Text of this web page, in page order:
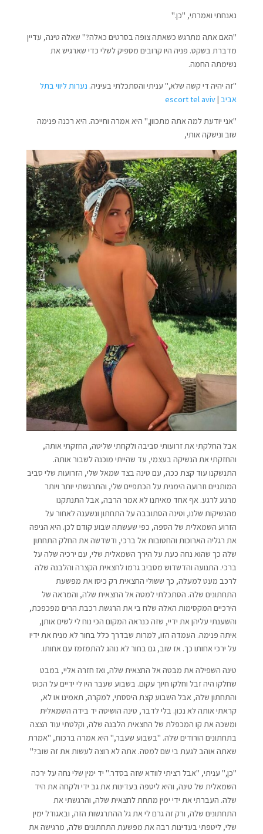
נאנחתי ואמרתי, "כן."
"האם אתה מתרגש כשאתה צופה בסרטים כאלה?" שאלה טינה, עדיין
מדברת בשקט. פניה היו קרובים מספיק לשלי כדי שארגיש את
נשימתה החמה.
"זה יהיה די קשה שלא," עניתי והסתכלתי בעיניה. נערות ליווי בתל
אביב|
escort tel aviv
"אני יודעת למה אתה מתכוון," היא אמרה וחייכה. היא רכנה פנימה
שוב ונישקה אותי,
אבל החלקתי את זרועותי סביבה ולקחתי שליטה, החזקתי אותה,
והחזקתי את הנשיקה בעצמי, עד שהייתי מוכנה לשבור אותה.
התנשקנו עוד קצת ככה, עם טינה בצד שמאל שלי, הזרועות שלי סביב
המותניים וזרועה הימנית על הכתפיים שלי, והתרגשתי יותר ויותר
מרגע לרגע. אף אחד מאיתנו לא אמר הרבה, אבל התנתקנו
מהנשיקות שלנו, וטינה הסתובבה על התחתון ונשענה לאחור על
הזרוע השמאלית של הספה, כפי שעשתה שבוע קודם לכן. היא הניפה
את רגליה הארוכות והחטובות אל ברכי, ודשדשה את החלק התחתון
שלה כך שהוא נחה כעת על הירך השמאלית שלי, עם ירכיה שלה על
ברכי. התנועה והדשדוש מסביב גרמו לחצאית הקצרה והלבנה שלה
לרכב מעט למעלה, כך ששולי החצאית רק כיסו את מפשעת
התחתונים שלה. הסתכלתי למטה אל החצאית שלה, והמראה של
הירכיים המקסימות האלה שלח בי את הרגשת רכבת הרים מפכפכת,
והשענתי עליהן את ידיי, שזה כנראה המקום הכי נוח לי לשים אותן,
איתה פנימה. העמדה הזו, למרות שבדרך כלל בחור לא מניח את ידיו
על ירכי אחותו כך. אז שוב, גם בחור לא נוהג להתמזמז עם אחותו.
טינה השפילה את מבטה אל החצאית שלה, ואז חזרה אליי, במבט
שחלקו היה זבל וחלקו חיוך עקום. בשבוע שעבר היו לי ידיים על הכוס
והתחתון שלה, אבל השבוע קצת היססתי, למקרה, תאמינו או לא,
קראתי אותה לא נכון. בלי לדבר, טינה הושיטה יד בידה השמאלית
ומשכה את קו המכפלת של החצאית הלבנה שלה, וקלטתי עוד הצצה
בתחתונים הורודים שלה. "בשבוע שעבר," היא אמרה ברכות, "אמרת
שאתה אוהב לגעת בי שם למטה. אתה לא רוצה לעשות את זה שוב?"
"כן," עניתי, "אבל רציתי לוודא שזה בסדר." יד ימין שלי נחה על ירכה
השמאלית של טינה, והיא ליטפה בעדינות את גב ידי ולקחה את היד
שלה. העברתי את ידי ימין מתחת לחצאית שלה, והרגשתי את
התחתונים שלה, ורק זה גרם לי את גל ההתרגשות הזה, ובאגודל ימין
שלי, ליטפתי בעדינות רבה את מפשעת התחתונים שלה, מרגישה את